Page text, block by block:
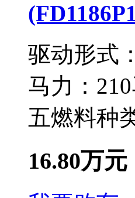
驱动形式：
马力：
五燃料种
16.80万元